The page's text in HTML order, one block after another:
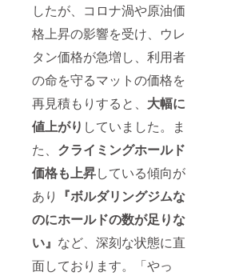
したが、コロナ渦や原油価
格上昇の影響を受け、ウレ
タン価格が急増し、利用者
の命を守るマットの価格を
再見積もりすると、 大幅に
値上がり していました。ま
た、 クライミングホールド
価格も上昇している傾向が
あり 『ボルダリングジムな
のにホールドの数が足りな
い』 など、深刻な状態に直
面しております。「やっ